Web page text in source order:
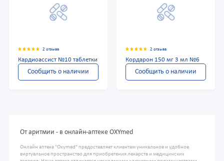
2 отзыва
Кардиоассист №10 таблетки
Сообщить о наличии
2 отзыва
Кордарон 150 мг 3 мл №6
Сообщить о наличии
От аритмии - в онлайн-аптеке OXYmed
Онлайн аптека "Oxymed" предоставляет клиентам уникальное и удобное
виртуальное пространство для приобретения лекарств и медицинских